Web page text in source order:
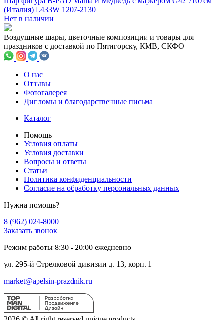
(Италия) L433W 1207-2130
Нет в наличии
Воздушные шары, цветочные композиции и товары для
праздников с доставкой по Пятигорску, КМВ, СКФО
О нас
Отзывы
Фотогалерея
Дипломы и благодарственные письма
Каталог
Помощь
Условия оплаты
Условия доставки
Вопросы и ответы
Статьи
Политика конфиденциальности
Cогласие на обработку персональных данных
Нужна помощь?
8 (962) 024-8000
Заказать звонок
Режим работы 8:30 - 20:00 ежедневно
ул. 295-й Стрелковой дивизии д. 13, корп. 1
market@apelsin-prazdnik.ru